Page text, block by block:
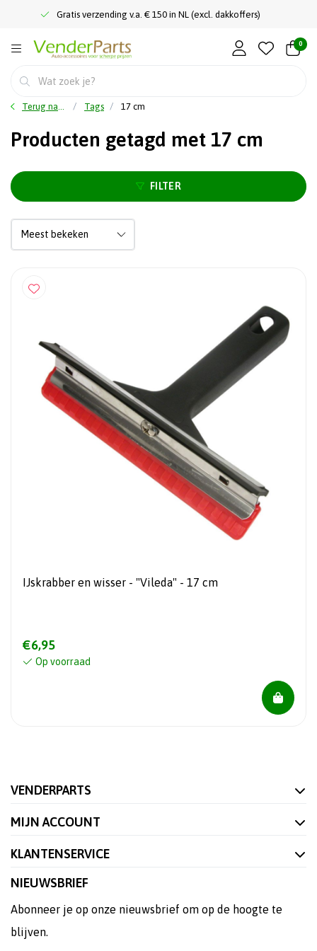
Gratis verzending v.a. € 150 in NL (excl. dakkoffers)
0
Terug naar home Tags 17 cm
Producten getagd met 17 cm
FILTER
IJskrabber en wisser - "Vileda" - 17 cm
€6,95
Op voorraad
VENDERPARTS
MIJN ACCOUNT
KLANTENSERVICE
NIEUWSBRIEF
Abonneer je op onze nieuwsbrief om op de hoogte te
blijven.